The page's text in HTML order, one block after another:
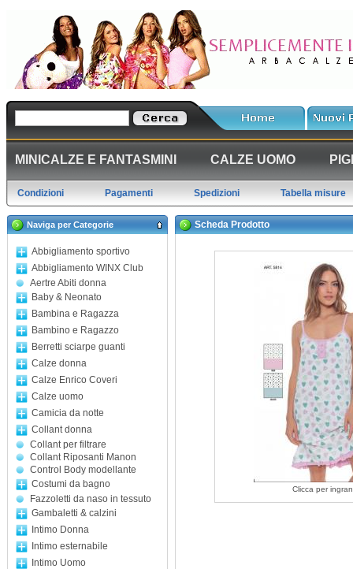
MINICALZE E FANTASMINI CALZE UOMO
Condizioni Pagamenti Spedizioni Tabella misure
Naviga per Categorie
Abbigliamento sportivo
Abbigliamento WINX Club
Aertre Abiti donna
Baby & Neonato
Bambina e Ragazza
Bambino e Ragazzo
Berretti sciarpe guanti
Calze donna
Calze Enrico Coveri
Calze uomo
Camicia da notte
Collant donna
Collant per filtrare
Collant Riposanti Manon
Control Body modellante
Costumi da bagno
Fazzoletti da naso in tessuto
Gambaletti & calzini
Intimo Donna
Intimo esternabile
Intimo Uomo
Scheda Prodotto
Clicca per